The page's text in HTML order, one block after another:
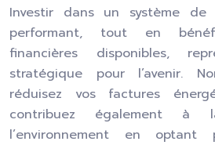
Investir dans un système
performant, tout en
financières disponibles,
stratégique pour l’avenir.
réduisez vos factures
contribuez également à
l’environnement en